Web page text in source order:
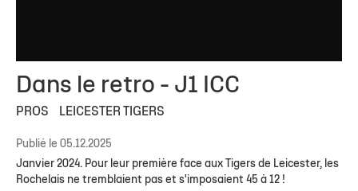
Dans le retro - J1 ICC
PROS LEICESTER TIGERS
Publié le 05.12.2025
Janvier 2024. Pour leur première face aux Tigers de Leicester, les
Rochelais ne tremblaient pas et s'imposaient 45 à 12 !